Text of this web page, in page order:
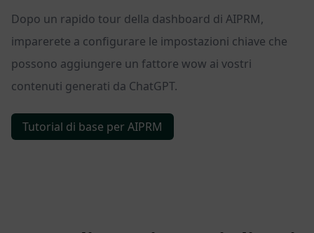
Dopo un rapido tour della dashboard di AIPRM,
imparerete a configurare le impostazioni chiave che
possono aggiungere un fattore wow ai vostri
contenuti generati da ChatGPT.
Tutorial di base per AIPRM